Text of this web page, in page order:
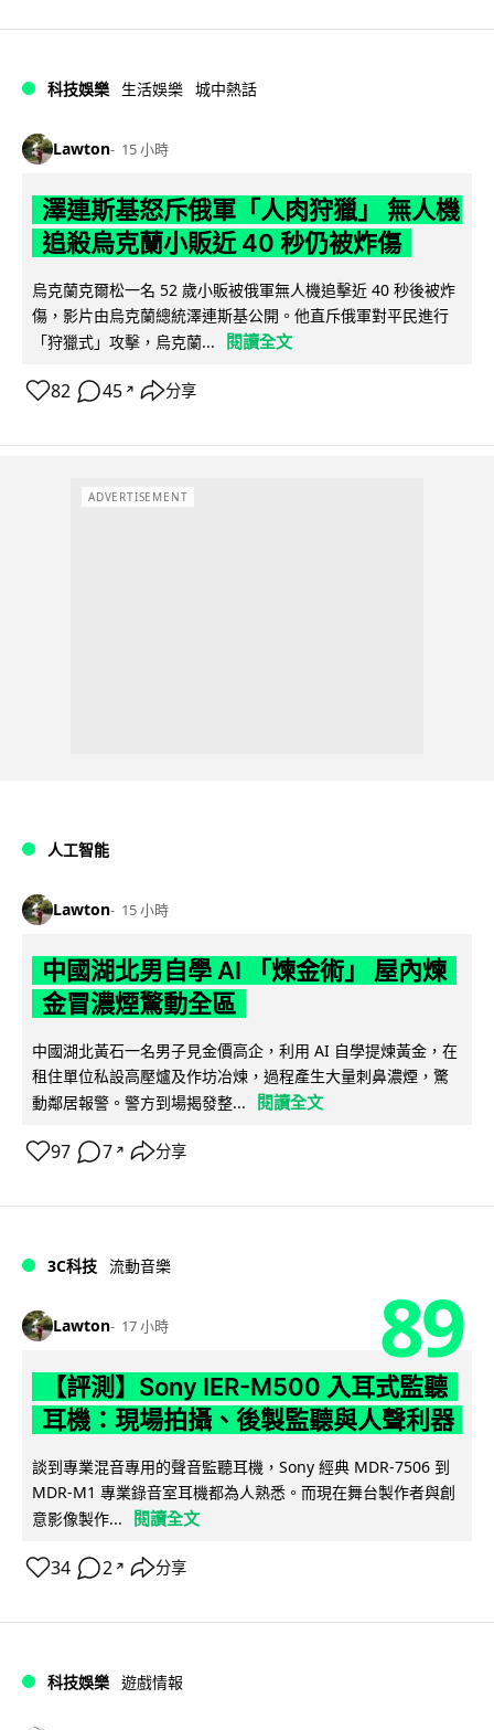
科技娛樂 生活娛樂 城中熱話
Lawton 15 小時
澤連斯基怒斥俄軍「人肉狩獵」 無人機
追殺烏克蘭小販近 40 秒仍被炸傷
烏克蘭克爾松一名 52 歲小販被俄軍無人機追擊近 40 秒後被炸
傷，影片由烏克蘭總統澤連斯基公開。他直斥俄軍對平民進行
「狩獵式」攻擊，烏克蘭...
閱讀全文
82 45 ↗ 分享
ADVERTISEMENT
人工智能
Lawton 15 小時
中國湖北男自學 AI 「煉金術」 屋內煉
金冒濃煙驚動全區
中國湖北黃石一名男子見金價高企，利用 AI 自學提煉黃金，在
租住單位私設高壓爐及作坊冶煉，過程產生大量刺鼻濃煙，驚
動鄰居報警。警方到場揭發整...
閱讀全文
97 7 ↗ 分享
3C科技 流動音樂
Lawton 17 小時 89
【評測】Sony IER-M500 入耳式監聽
耳機：現場拍攝、後製監聽與人聲利器
談到專業混音專用的聲音監聽耳機，Sony 經典 MDR-7506 到
MDR-M1 專業錄音室耳機都為人熟悉。而現在舞台製作者與創
意影像製作...
閱讀全文
34 2 ↗ 分享
科技娛樂 遊戲情報